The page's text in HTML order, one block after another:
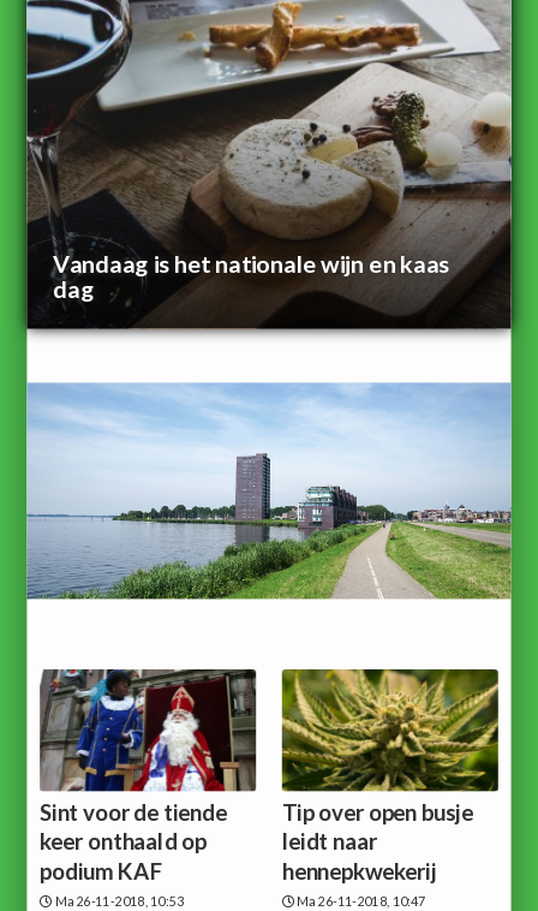
Vandaag is het nationale wijn en kaas
dag
Sint voor de tiende
keer onthaald op
podium KAF
Ma 26-11-2018, 10:53
Tip over open busje
leidt naar
hennepkwekerij
Ma 26-11-2018, 10:47